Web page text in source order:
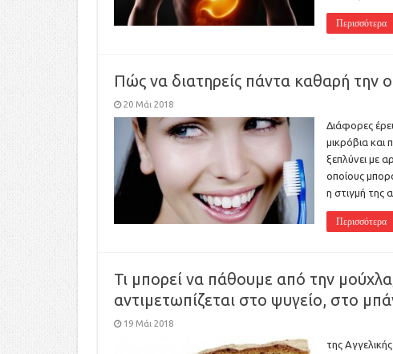
Περισσότερα
Πώς να διατηρείς πάντα καθαρή την
20 Μάι 2018
Διάφορες
μικρόβια και
ξεπλύνει με
οποίους
η στιγμή της
Περισσότερα
Τι μπορεί να πάθουμε από την
αντιμετωπίζεται στο ψυγείο, στο
19 Μάι 2018
της